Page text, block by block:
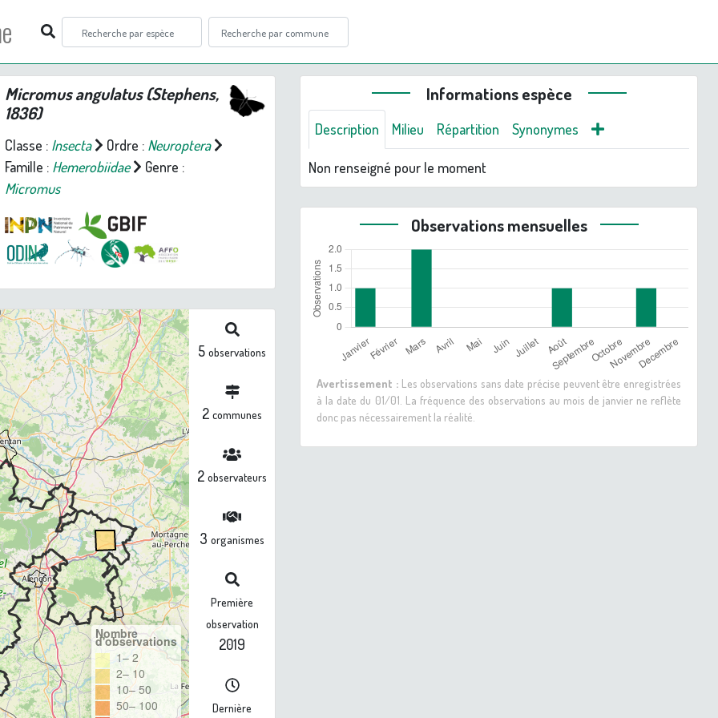
Micromus angulatus(Stephens,
1836)
Classe : Insecta Ordre : Neuroptera
Famille : Hemerobiidae
Genre :
Micromus
Nombre
d'observations
1– 2
2– 10
10– 50
50– 100
5 observations
2 communes
2 observateurs
3organismes
Première
observation
2019
Dernière
Informations espèce
Description Milieu Répartition Synonymes
Non renseigné pour le moment
Observations mensuelles
Avertissement :Les observations sans date précise peuvent être enregistrées
à la date du 01/01. La fréquence des observations au mois de janvier ne reflète
donc pas nécessairement la réalité.